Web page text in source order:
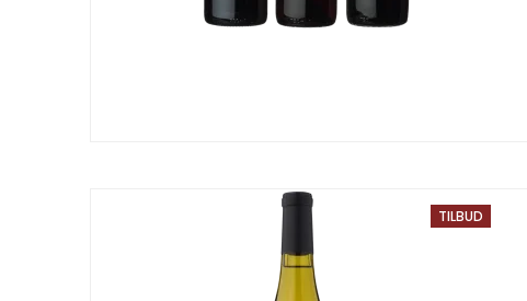
TILBUD